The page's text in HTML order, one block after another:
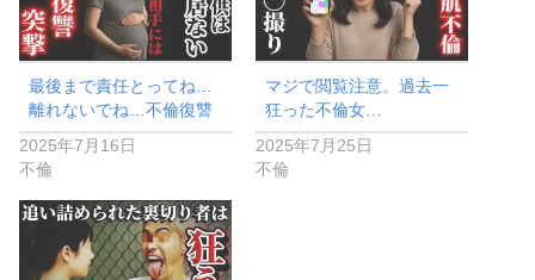
最後まで責任とってね…
離れないでね…不倫復讐
2025年7月16日
不倫
マジで閲覧注意。過去一
狂った不倫女…
2025年7月25日
不倫